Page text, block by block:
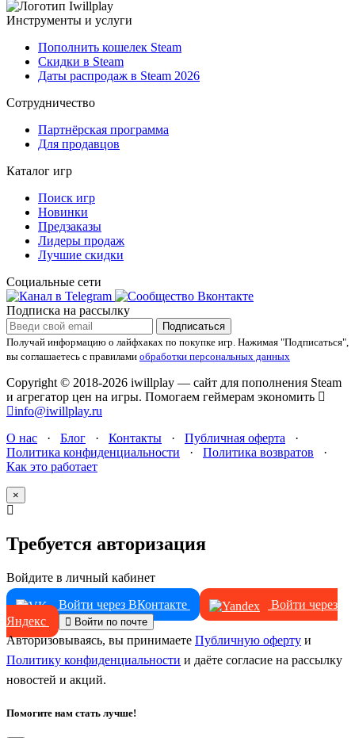
Инструменты и услуги
Пополнить кошелек Steam
Скидки в Steam
Даты распродаж в Steam 2026
Сотрудничество
Партнёрская программа
Для продавцов
Каталог игр
Поиск игр
Новинки
Предзаказы
Лидеры продаж
Лучшие скидки
Социальные сети
Подписка на рассылку
Подписаться
Получай информацию о лайфхаках по покупке игр. Нажимая "Подписаться",
вы соглашаетесь с правилами обработки персональных данных
Copyright © 2018-2026 iwillplay — сайт для пополнения Steam
и агрегатор цен на игры. Помогаем геймерам экономить
info@iwillplay.ru
О нас · Блог · Контакты · Публичная оферта ·
Политика конфиденциальности · Политика возвратов ·
Как это работает
×
Требуется авторизация
Войдите в личный кабинет
Войти через ВКонтакте
Войти через
Яндекс
Войти по почте
Авторизовываясь, вы принимаете Публичную оферту и
Политику конфиденциальности и даёте согласие на рассылку
новостей и акций.
Помогите нам стать лучше!